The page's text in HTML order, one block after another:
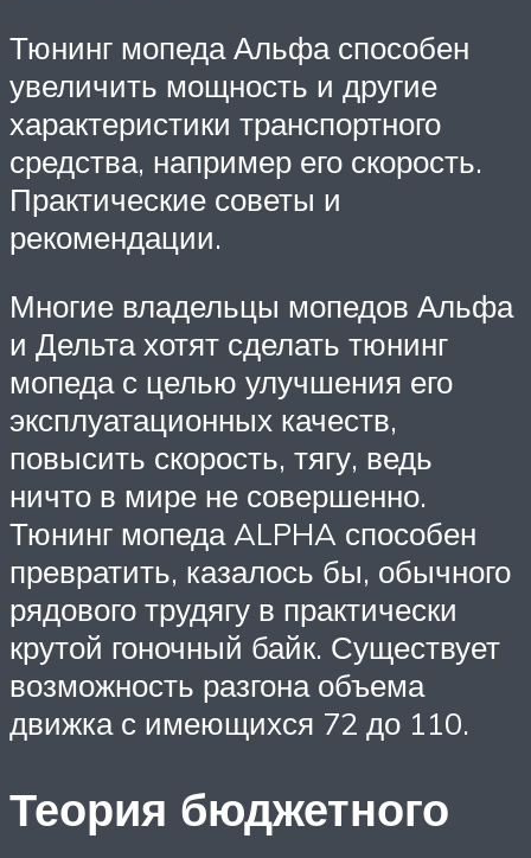
Тюнинг мопеда Альфа способен
увеличить мощность и другие
характеристики транспортного
средства, например его скорость.
Практические советы и
рекомендации.
Многие владельцы мопедов Альфа
и Дельта хотят сделать тюнинг
мопеда с целью улучшения его
эксплуатационных качеств,
повысить скорость, тягу, ведь
ничто в мире не совершенно.
Тюнинг мопеда ALPHA способен
превратить, казалось бы, обычного
рядового трудягу в практически
крутой гоночный байк. Существует
возможность разгона объема
движка с имеющихся 72 до 110.
Теория бюджетного